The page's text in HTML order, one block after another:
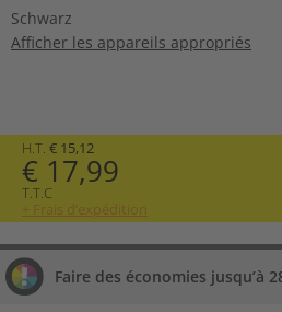
Schwarz
Afficher les appareils appropriés
H.T. € 15,12
€ 17,99
T.T.C
+ Frais d’expédition
Faire des économies jusqu’à